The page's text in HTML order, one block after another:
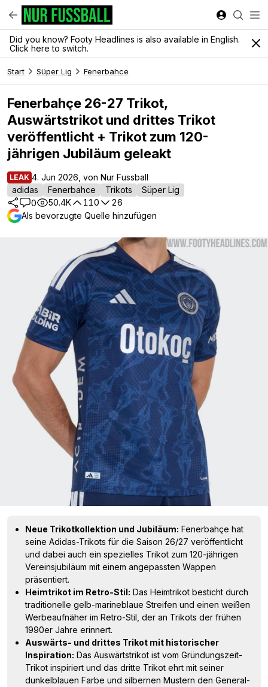
Did you know? Footy Headlines is also available in English.
Click here to switch.
Start Süper Lig Fenerbahce
Fenerbahçe 26-27 Trikot,
Auswärtstrikot und drittes Trikot
veröffentlicht + Trikot zum 120-
jährigen Jubiläum geleakt
LEAK 4. Jun 2026, von Nur Fussball
adidas
Fenerbahce Trikots
Süper Lig
0
50.4K 110
26
Als bevorzugte Quelle hinzufügen
Neue Trikotkollektion und Jubiläum: Fenerbahçe hat
seine Adidas-Trikots für die Saison 26/27 veröffentlicht
und dabei auch ein spezielles Trikot zum 120-jährigen
Vereinsjubiläum mit einem angepassten Wappen
präsentiert.
Heimtrikot im Retro-Stil: Das Heimtrikot besticht durch
traditionelle gelb-marineblaue Streifen und einen weißen
Werbeaufnäher im Retro-Stil, der an Trikots der frühen
1990er Jahre erinnert.
Auswärts- und drittes Trikot mit historischer
Inspiration: Das Auswärtstrikot ist vom Gründungszeit-
Trikot inspiriert und das dritte Trikot ehrt mit seiner
dunkelblauen Farbe und silbernen Mustern den General-